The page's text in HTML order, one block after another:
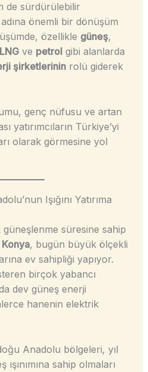
de sürdürülebilir
önemli bir dönüşüm
özellikle güneş,
LNGve petrol gibi alanlarda
şirketlerininrolü giderek
genç nüfusu ve artan
yatırımcıların Türkiye’yi
olarak görmesine yol
Işığını Yatırıma
süresine sahip
Konya, bugün büyük ölçekli
ev sahipliği yapıyor.
birçok yabancı
dev güneş enerji
hanenin elektrik
Anadolu bölgeleri, yıl
sahip olmaları